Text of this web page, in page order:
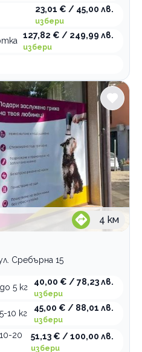
23,01 € / 45,00 лв.
избери
127,82 € / 249,99 лв.
избери
4 км
Сребърна 15
5 кг
40,00 € / 78,23 лв.
избери
10 кг
45,00 € / 88,01 лв.
избери
20
51,13 € / 100,00 лв.
избери